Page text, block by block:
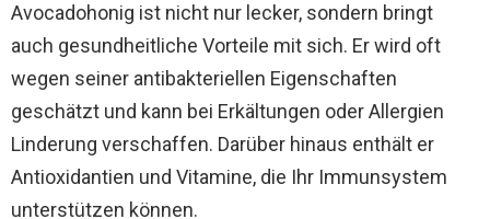
Avocadohonig ist nicht nur lecker, sondern bringt
auch gesundheitliche Vorteile mit sich. Er wird oft
wegen seiner antibakteriellen Eigenschaften
geschätzt und kann bei Erkältungen oder Allergien
Linderung verschaffen. Darüber hinaus enthält er
Antioxidantien und Vitamine, die Ihr Immunsystem
unterstützen können.